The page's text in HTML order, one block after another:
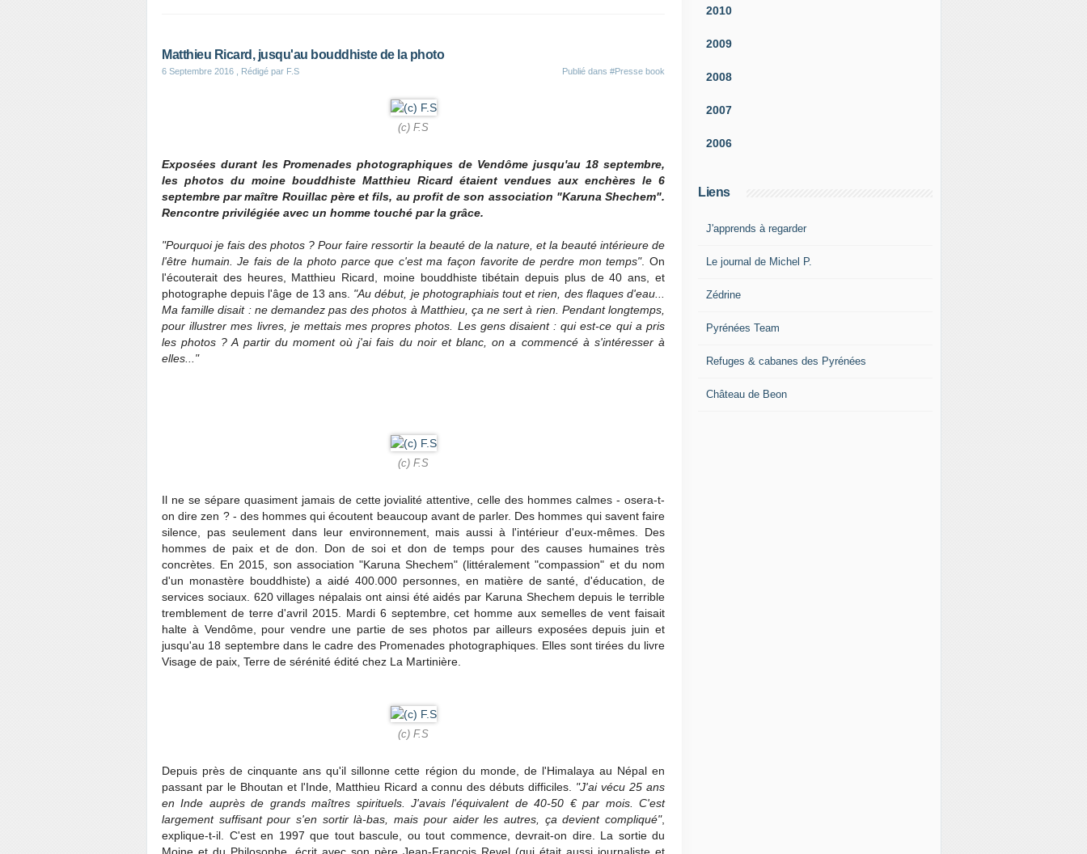
Matthieu Ricard, jusqu'au bouddhiste de la photo
6 Septembre 2016 , Rédigé par F.S Publié dans #Presse book
(c) F.S
Exposées durant les Promenades photographiques de Vendôme jusqu'au 18 septembre,
les photos du moine bouddhiste Matthieu Ricard étaient vendues aux enchères le 6
septembre par maître Rouillac père et fils, au profit de son association "Karuna Shechem".
Rencontre privilégiée avec un homme touché par la grâce.
"Pourquoi je fais des photos ? Pour faire ressortir la beauté de la nature, et la beauté intérieure de
l'être humain. Je fais de la photo parce que c'est ma façon favorite de perdre mon temps". On
l'écouterait des heures, Matthieu Ricard, moine bouddhiste tibétain depuis plus de 40 ans, et
photographe depuis l'âge de 13 ans. "Au début, je photographiais tout et rien, des flaques d'eau...
Ma famille disait : ne demandez pas des photos à Matthieu, ça ne sert à rien. Pendant longtemps,
pour illustrer mes livres, je mettais mes propres photos. Les gens disaient : qui est-ce qui a pris
les photos ? A partir du moment où j'ai fais du noir et blanc, on a commencé à s'intéresser à
elles..."
(c) F.S
Il ne se sépare quasiment jamais de cette jovialité attentive, celle des hommes calmes - osera-t-
on dire zen ? - des hommes qui écoutent beaucoup avant de parler. Des hommes qui savent faire
silence, pas seulement dans leur environnement, mais aussi à l'intérieur d'eux-mêmes. Des
hommes de paix et de don. Don de soi et don de temps pour des causes humaines très
concrètes. En 2015, son association "Karuna Shechem" (littéralement "compassion" et du nom
d'un monastère bouddhiste) a aidé 400.000 personnes, en matière de santé, d'éducation, de
services sociaux. 620 villages népalais ont ainsi été aidés par Karuna Shechem depuis le terrible
tremblement de terre d'avril 2015. Mardi 6 septembre, cet homme aux semelles de vent faisait
halte à Vendôme, pour vendre une partie de ses photos par ailleurs exposées depuis juin et
jusqu'au 18 septembre dans le cadre des Promenades photographiques. Elles sont tirées du livre
Visage de paix, Terre de sérénité édité chez La Martinière.
(c) F.S
Depuis près de cinquante ans qu'il sillonne cette région du monde, de l'Himalaya au Népal en
passant par le Bhoutan et l'Inde, Matthieu Ricard a connu des débuts difficiles. "J'ai vécu 25 ans
en Inde auprès de grands maîtres spirituels. J'avais l'équivalent de 40-50 € par mois. C'est
largement suffisant pour s'en sortir là-bas, mais pour aider les autres, ça devient compliqué",
explique-t-il. C'est en 1997 que tout bascule, ou tout commence, devrait-on dire. La sortie du
2010
2009
2008
2007
2006
Liens
J'apprends à regarder
Le journal de Michel P.
Zédrine
Pyrénées Team
Refuges & cabanes des Pyrénées
Château de Beon